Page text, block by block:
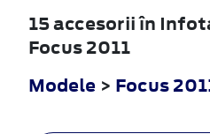
15 accesorii în
Focus 2011
Modele > Focus